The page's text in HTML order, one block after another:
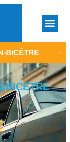
•
BICÊTRE